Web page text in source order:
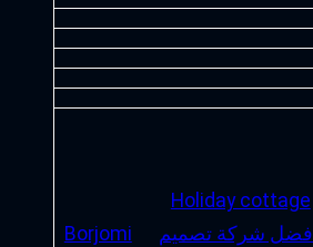
Holiday cottage
Borjomi
افضل شركة تصميم